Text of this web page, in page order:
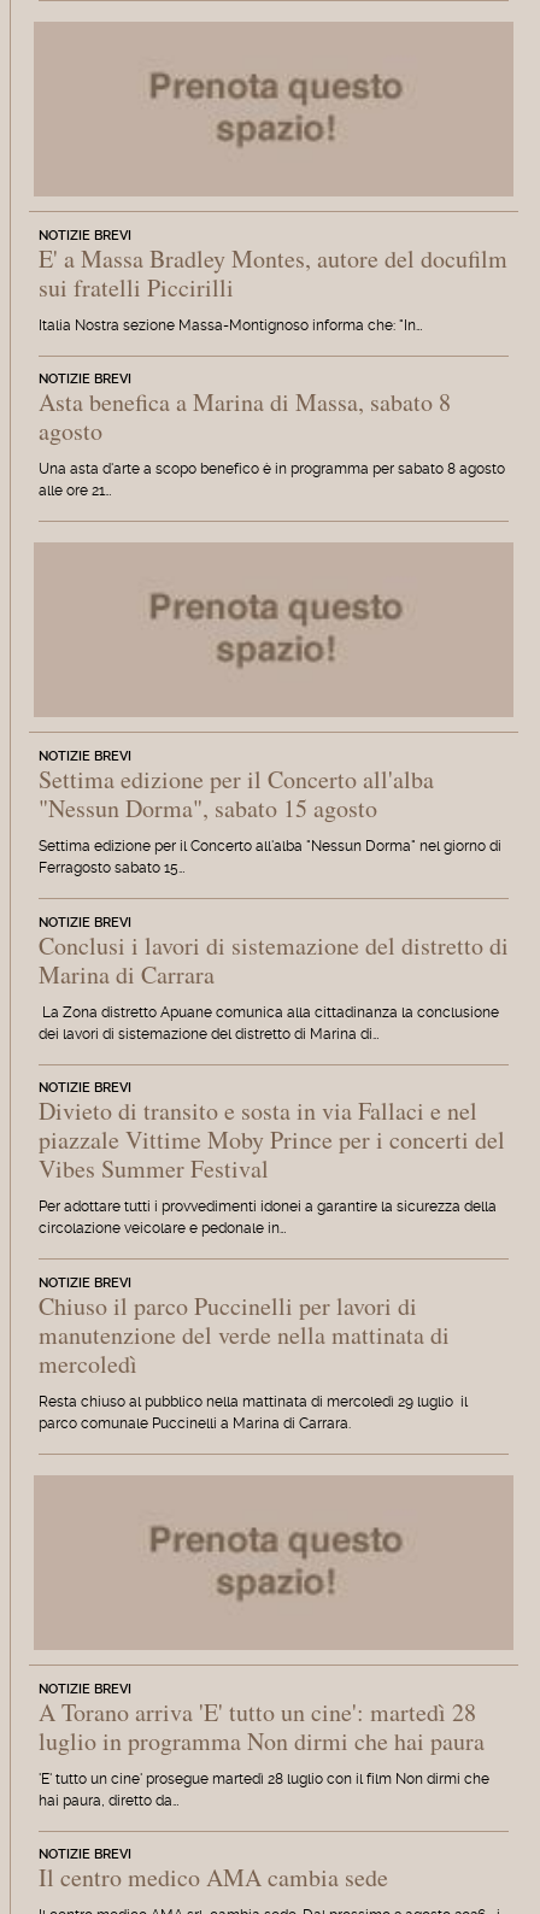
NOTIZIE BREVI
E' a Massa Bradley Montes, autore del docufilm
sui fratelli Piccirilli
Italia Nostra sezione Massa-Montignoso informa che: "In…
NOTIZIE BREVI
Asta benefica a Marina di Massa, sabato 8
agosto
Una asta d'arte a scopo benefico è in programma per sabato 8 agosto
alle ore 21…
NOTIZIE BREVI
Settima edizione per il Concerto all'alba
"Nessun Dorma", sabato 15 agosto
Settima edizione per il Concerto all'alba "Nessun Dorma" nel giorno di
Ferragosto sabato 15…
NOTIZIE BREVI
Conclusi i lavori di sistemazione del distretto di
Marina di Carrara
La Zona distretto Apuane comunica alla cittadinanza la conclusione
dei lavori di sistemazione del distretto di Marina di…
NOTIZIE BREVI
Divieto di transito e sosta in via Fallaci e nel
piazzale Vittime Moby Prince per i concerti del
Vibes Summer Festival
Per adottare tutti i provvedimenti idonei a garantire la sicurezza della
circolazione veicolare e pedonale in…
NOTIZIE BREVI
Chiuso il parco Puccinelli per lavori di
manutenzione del verde nella mattinata di
mercoledì
Resta chiuso al pubblico nella mattinata di mercoledì 29 luglio il
parco comunale Puccinelli a Marina di Carrara.
NOTIZIE BREVI
A Torano arriva 'E' tutto un cine': martedì 28
luglio in programma Non dirmi che hai paura
'E' tutto un cine' prosegue martedì 28 luglio con il film Non dirmi che
hai paura, diretto da…
NOTIZIE BREVI
Il centro medico AMA cambia sede